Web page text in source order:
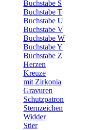
Buchstabe S
Buchstabe T
Buchstabe U
Buchstabe V
Buchstabe W
Buchstabe Y
Buchstabe Z
Herzen
Kreuze
mit Zirkonia
Gravuren
Schutzpatron
Sternzeichen
Widder
Stier